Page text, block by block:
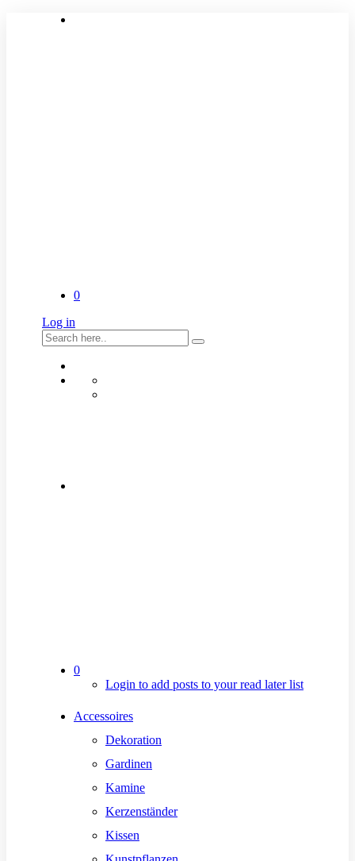
0
Log in
0
Login to add posts to your read later list
Accessoires
Dekoration
Gardinen
Kamine
Kerzenständer
Kissen